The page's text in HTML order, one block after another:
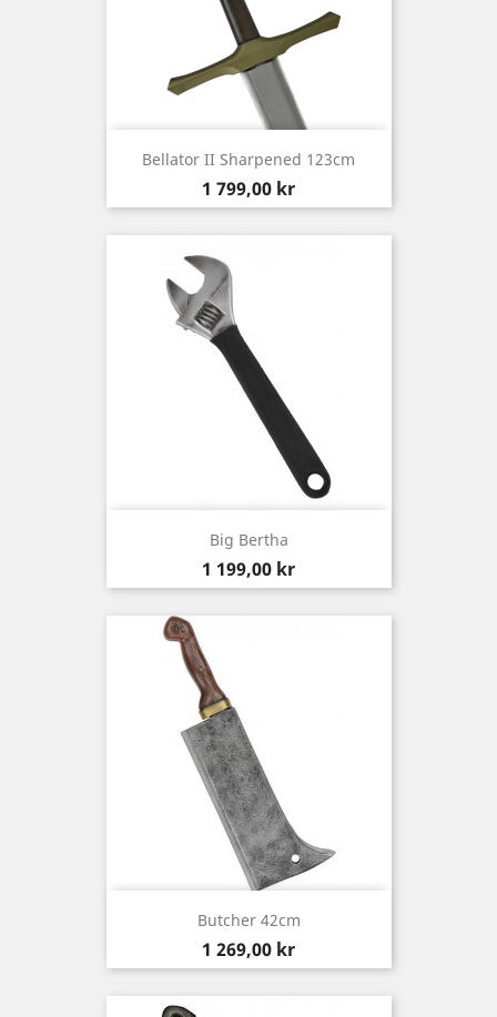
Bellator II Sharpened 123cm
Pris
1 799,00 kr
Big Bertha
Pris
1 199,00 kr
Butcher 42cm
Pris
1 269,00 kr